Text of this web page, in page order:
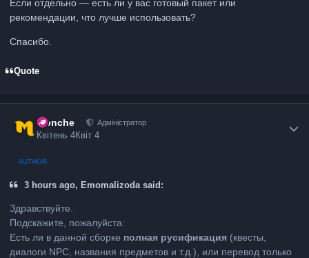
Если отдельно — есть ли у вас готовый пакет или
рекомендации, что лучше использовать?
Спасибо.
Quote
Monche Адміністратор
Квітень 4Квіт 4
AUTHOR
3 hours ago, Emomalizoda said:
Здравствуйте.
Подскажите, пожалуйста:
Есть ли в данной сборке полная русификация (квесты,
диалоги NPC, названия предметов и т.д.), или перевод только